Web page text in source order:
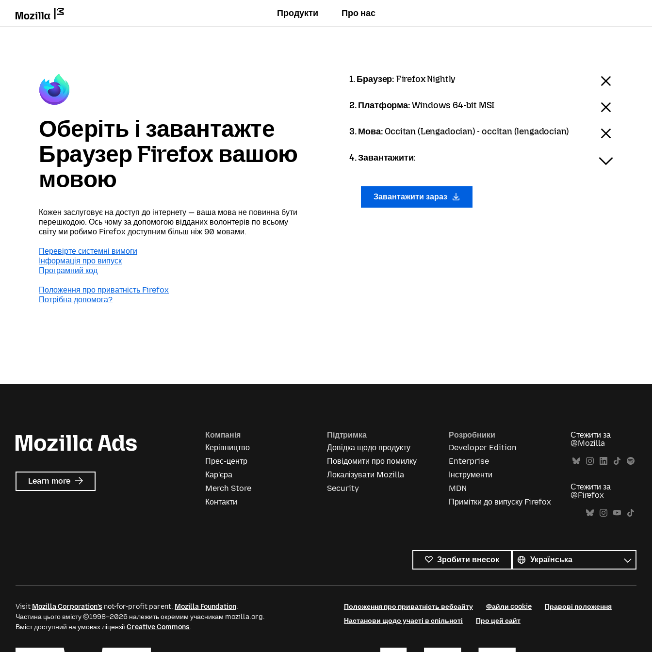
Продукти Про нас
Оберіть і завантажте
Браузер Firefox вашою
мовою
Кожен заслуговує на доступ до інтернету — ваша мова не повинна бути
перешкодою. Ось чому за допомогою відданих волонтерів по всьому
світу ми робимо Firefox доступним більш ніж 90 мовами.
Перевірте системні вимоги
Інформація про випуск
Програмний код
Положення про приватність Firefox
Потрібна допомога?
1. Браузер: Firefox Nightly
2. Платформа:Windows 64-bit MSI
3. Мова:Occitan (Lengadocian) - occitan (lengadocian)
4. Завантажити:
Завантажити зараз
Learn more about
Mozilla
Компанія
Керівництво
Прес-центр
Кар'єра
Merch Store
Контакти
Підтримка
Довідка щодо продукту
Повідомити про помилку
Локалізувати Mozilla
Security
Розробники
Developer Edition
Enterprise
Інструменти
MDN
Примітки до випуску Firefox
Стежити за
@Mozilla
Стежити за
@Firefox
Зробити внесок
мови
Мова
Visit Mozilla Corporation’s not-for-profit parent, Mozilla Foundation.
Частина цього вмісту ©1998–2026 належить окремим учасникам mozilla.org.
Вміст доступний на умовах ліцензіїCreative Commons.
Положення про приватність вебсайту Файли cookie
Правові положення
Настанови щодо участі в спільноті
Про цей сайт